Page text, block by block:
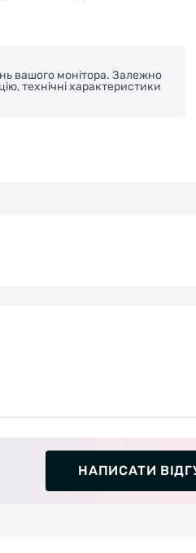
вашого монітора. Залежно
технічні характеристики
НАПИСАТИ